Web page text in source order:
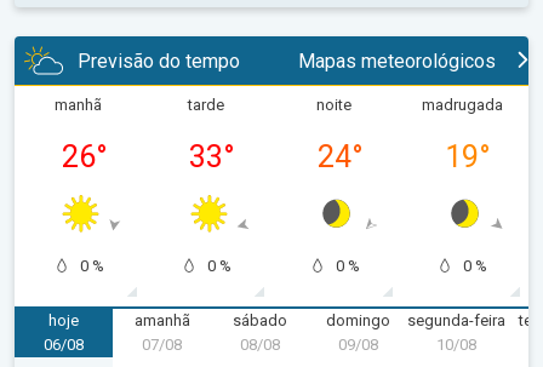
Previsão do tempo Mapas meteorológicos
manhã
26°
0 %
tarde
33°
0 %
noite
24°
0 %
madrugada
19°
0 %
hoje
quinta-feira, 06/08
06/08
amanhã
sexta-feira, 07/08
07/08
sábado
sábado, 08/08
08/08
domingo
domingo, 09/08
09/08
segunda-feira
segunda-
10/08